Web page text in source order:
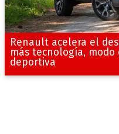
Renault acelera el
más tecnología,
deportiva